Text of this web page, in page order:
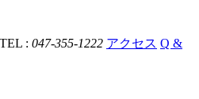
: 047-355-1222 アクセス Q &